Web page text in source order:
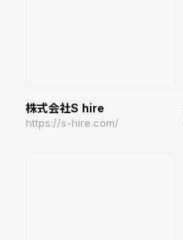
株式会社S hire
https://s-hire.com/